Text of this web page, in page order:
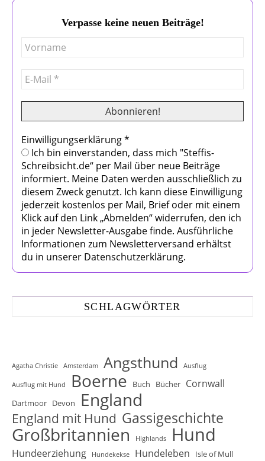
Verpasse keine neuen Beiträge!
Einwilligungserklärung*
Ich bin einverstanden, dass mich "Steffis-
Schreibsicht.de“ per Mail über neue Beiträge
informiert. Meine Daten werden ausschließlich zu
diesem Zweck genutzt. Ich kann diese Einwilligung
jederzeit kostenlos per Mail, Brief oder mit einem
Klick auf den Link „Abmelden“ widerrufen, den ich
in jeder Newsletter-Ausgabe finde. Ausführliche
Informationen zum Newsletterversand erhältst
du in unserer Datenschutzerklärung.
SCHLAGWÖRTER
Agatha Christie Amsterdam Angsthund Ausflug
Ausflug mit Hund Boerne Buch Bücher Cornwall
Dartmoor Devon England
England mit Hund Gassigeschichte
Großbritannien Highlands Hund
Hundeerziehung Hundekekse Hundeleben Isle of Mull